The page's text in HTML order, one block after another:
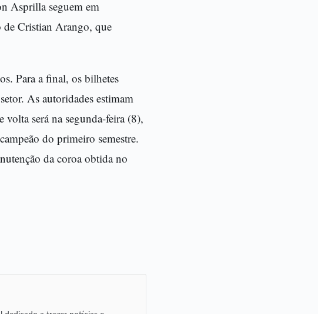
Asprilla seguem em
Cristian Arango, que
Para a final, os bilhetes
As autoridades estimam
será na segunda-feira (8),
do primeiro semestre.
da coroa obtida no